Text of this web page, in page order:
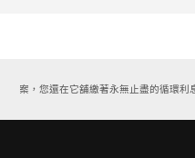
方案，您還在它舖繳著永無止盡的循環